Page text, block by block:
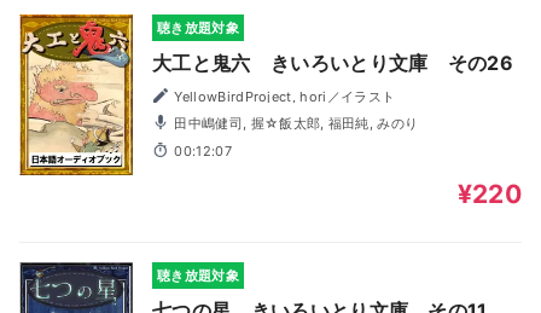
聴き放題対象
大工と鬼六 きいろいとり文庫 その26
YellowBirdProject, hori／イラスト
田中嶋健司, 握☆飯太郎, 福田純, みのり
00:12:07
¥220
聴き放題対象